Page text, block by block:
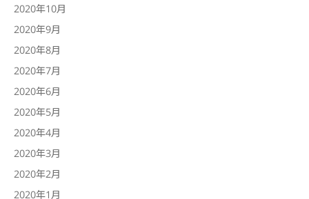
2020年10月
2020年9月
2020年8月
2020年7月
2020年6月
2020年5月
2020年4月
2020年3月
2020年2月
2020年1月